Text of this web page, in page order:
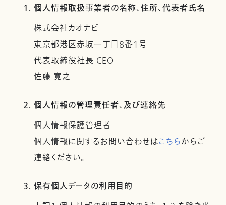
1. 個人情報取扱事業者の名称、住所、代表者氏名
株式会社カオナビ
東京都港区赤坂一丁目8番1号
代表取締役社長 CEO
佐藤 寛之
2. 個人情報の管理責任者、及び連絡先
個人情報保護管理者
個人情報に関するお問い合わせはこちらからご
連絡ください。
3. 保有個人データの利用目的